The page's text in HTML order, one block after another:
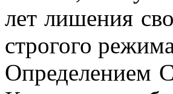
лет лишения
строгого
Определением